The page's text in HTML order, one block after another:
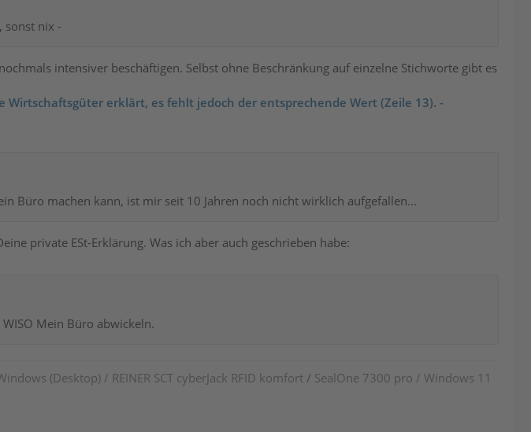
sonst nix -
intensiver beschäftigen. Selbst ohne Beschränkung auf einzelne Stichworte gibt es
Wirtschaftsgüter erklärt, es fehlt jedoch der entsprechende Wert (Zeile 13). -
Büro machen kann, ist mir seit 10 Jahren noch nicht wirklich aufgefallen...
private ESt-Erklärung. Was ich aber auch geschrieben habe:
Mein Büro abwickeln.
(Desktop) / REINER SCT cyberJack RFID komfort / SealOne 7300 pro / Windows 11